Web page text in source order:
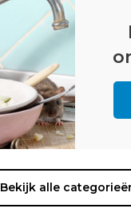
Bekijk alle